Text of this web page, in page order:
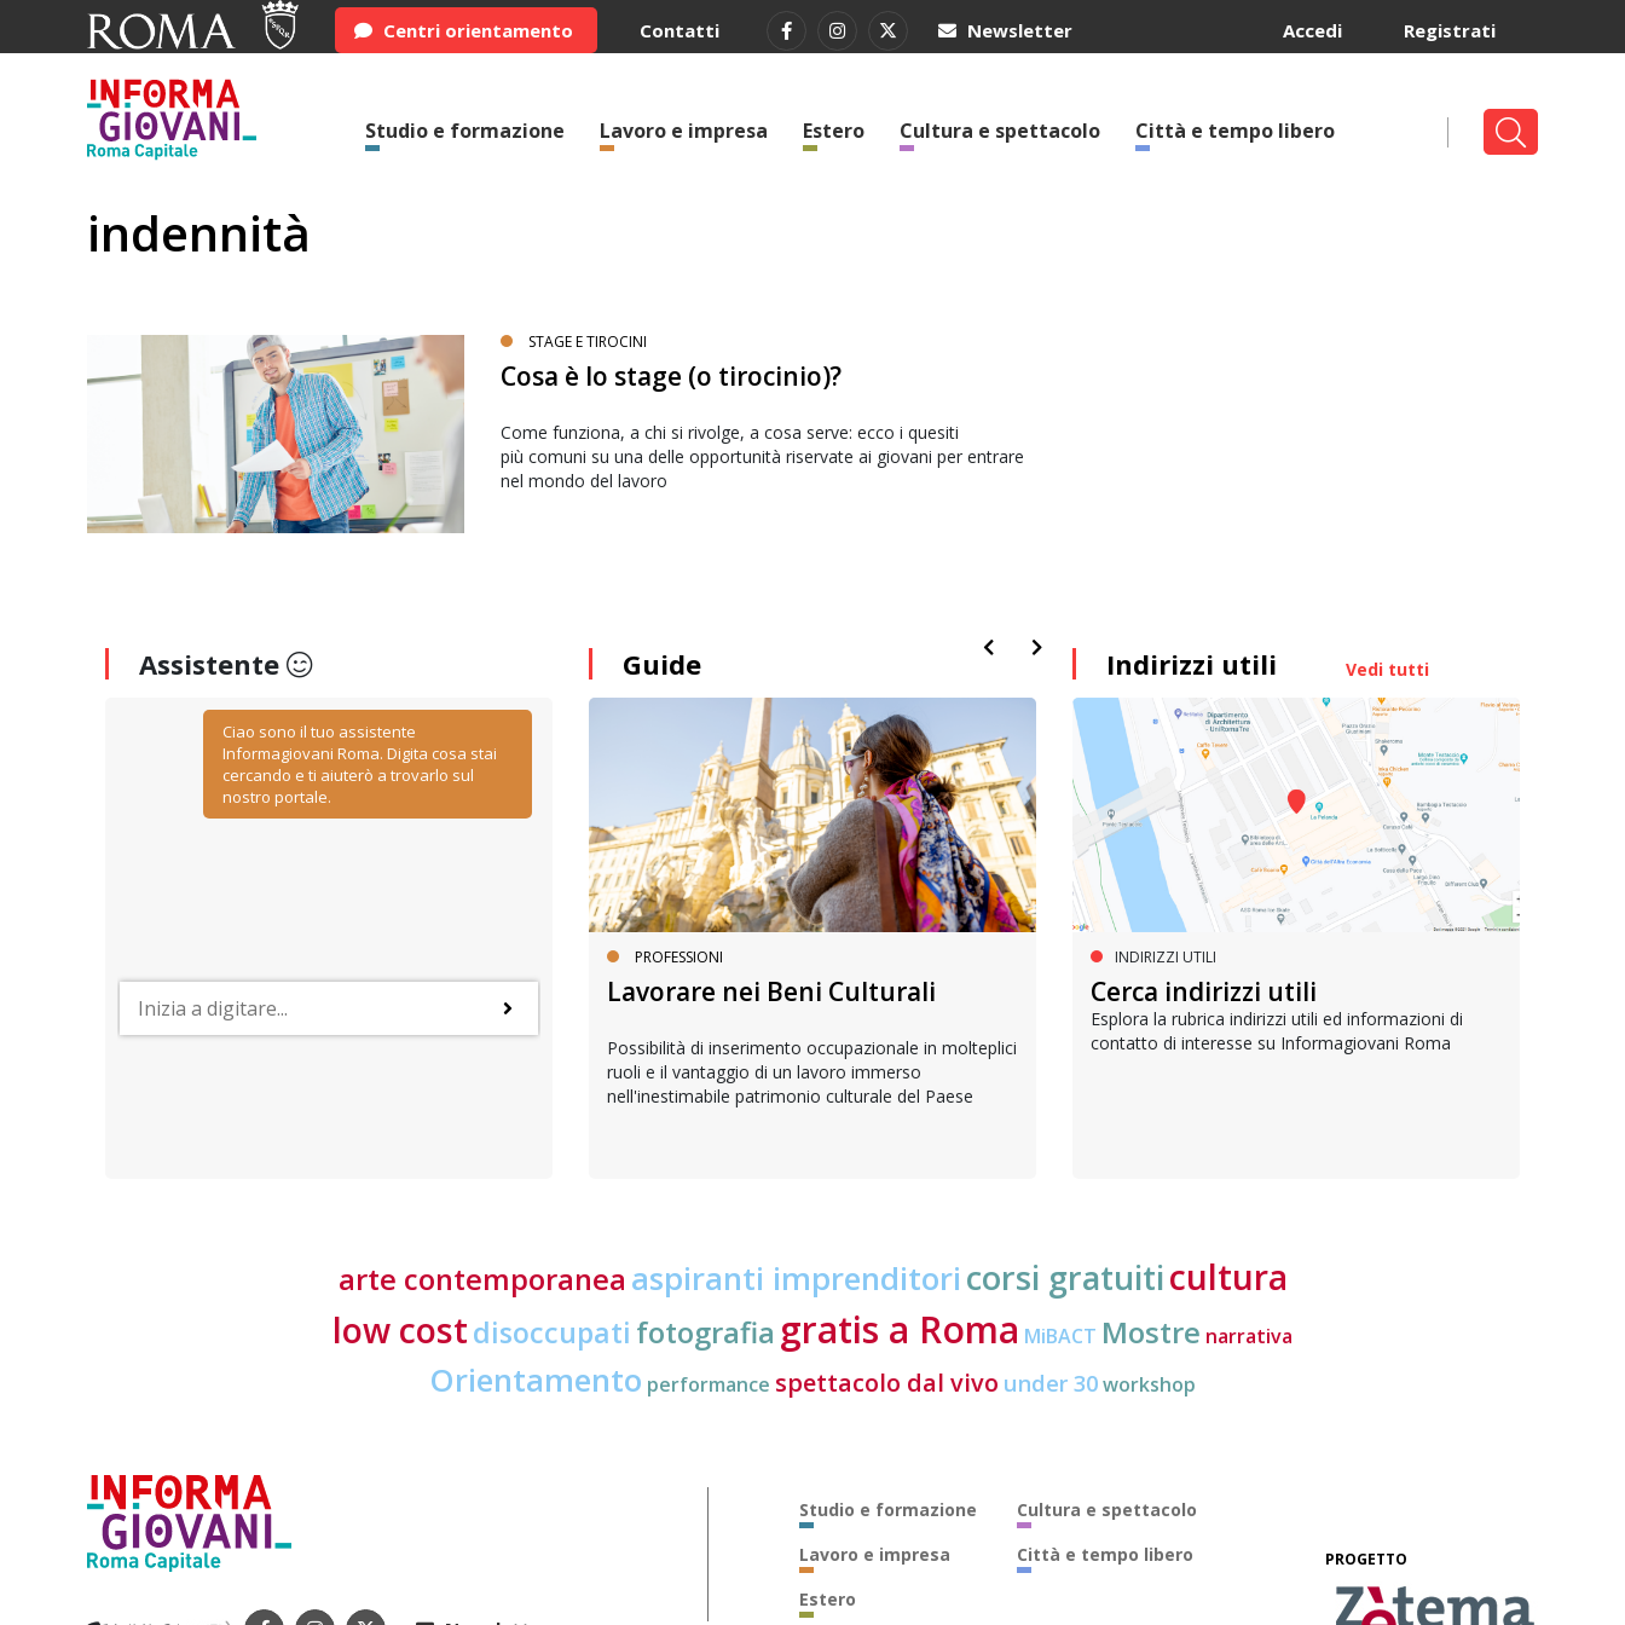
Centri orientamento Contatti Newsletter Registrati
Accedi
Studio e formazione Lavoro e impresa Estero Cultura e spettacolo Città e tempo libero
indennità
STAGE E TIROCINI
Cosa è lo stage (o tirocinio)?
Come funziona, a chi si rivolge, a cosa serve: ecco i quesiti
più comuni su una delle opportunità riservate ai giovani per entrare
nel mondo del lavoro
Assistente
Ciao sono il tuo assistente
Informagiovani Roma. Digita cosa stai
cercando e ti aiuterò a trovarlo sul
nostro portale.
Guide
Lavorare nelle risorse umane
PROFESSIONI
Lavorare nei Beni Culturali
Possibilità di inserimento occupazionale in molteplici
ruoli e il vantaggio di un lavoro immerso
nell'inestimabile patrimonio culturale del Paese
SERVIZI SOCIALI E AI CITTADINI
Inclusione e opportunità per
giovani con disabilità
Indirizzi utili Vedi tutti
INDIRIZZI UTILI
Cerca indirizzi utili
Esplora la rubrica indirizzi utili ed informazioni di
contatto di interesse su Informagiovani Roma
arte contemporanea aspiranti imprenditori corsi gratuiticultura
low costdisoccupati fotografia gratis a Roma MiBACT Mostre narrativa
Orientamento performance spettacolo dal vivo under 30workshop
Studio e formazione
Lavoro e impresa
Estero
Cultura e spettacolo
Città e tempo libero
PROGETTO